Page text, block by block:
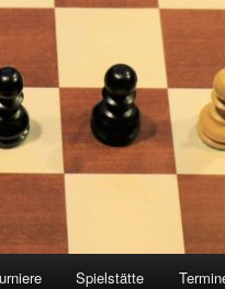
Spielstätte